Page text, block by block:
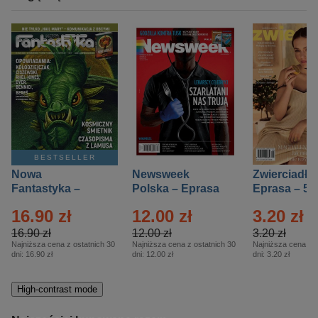
BESTSELLER
Nowa
Fantastyka –
16.90 zł
16.90 zł
Najniższa cena z ostatnich 30
dni: 16.90 zł
Newsweek
Polska – Eprasa
12.00 zł
12.00 zł
Najniższa cena z ostatnich 30
dni: 12.00 zł
Zwierciadło
Eprasa – 5/
3.20 zł
3.20 zł
Najniższa cena z
dni: 3.20 zł
High-contrast mode